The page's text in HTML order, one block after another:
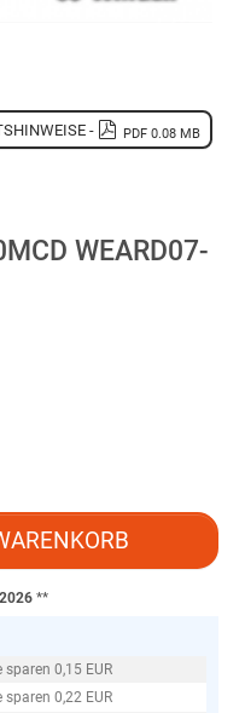
- PDF 0.08 MB
WEARD07-
**
sparen 0,15 EUR
sparen 0,22 EUR